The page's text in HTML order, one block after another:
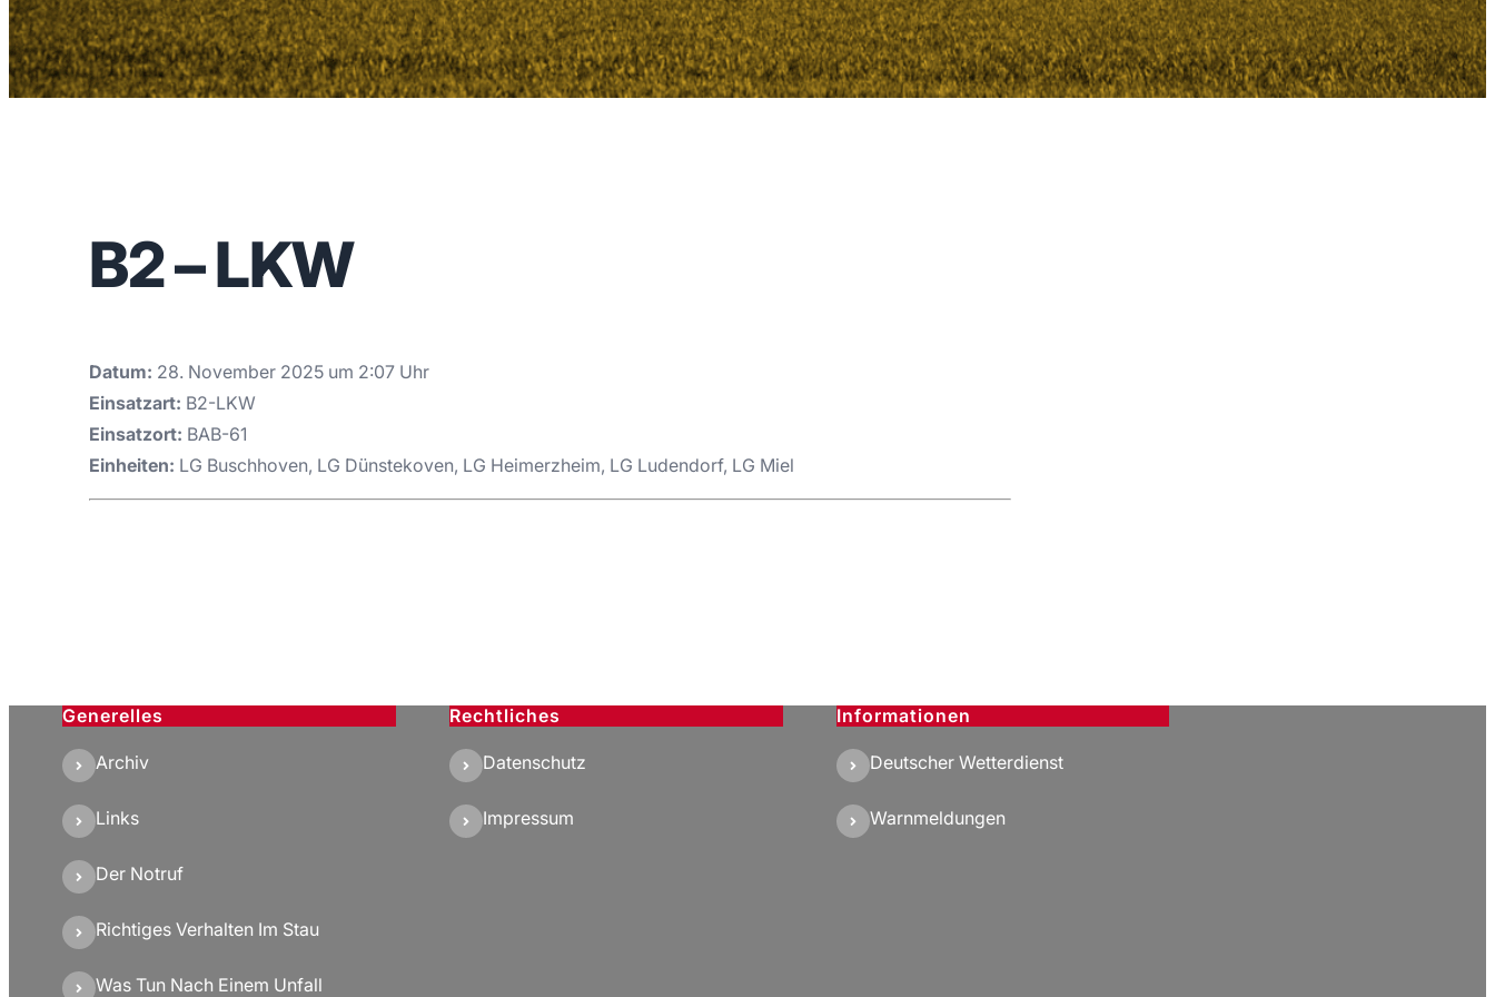
B2 – LKW
Datum: 28. November 2025 um 2:07 Uhr
Einsatzart: B2-LKW
Einsatzort: BAB-61
Einheiten: LG Buschhoven, LG Dünstekoven, LG Heimerzheim, LG Ludendorf, LG Miel
Generelles
Archiv
Links
Der Notruf
Richtiges Verhalten Im Stau
Was Tun Nach Einem Unfall
Rechtliches
Datenschutz
Impressum
Informationen
Deutscher Wetterdienst
Warnmeldungen